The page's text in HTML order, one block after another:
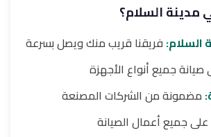
مدينة السلام؟
السلام: فريقنا قريب منك ويصل بسرعة
جميع أنواع الأجهزة
مضمونة من الشركات المصنعة
على جميع أعمال الصيانة